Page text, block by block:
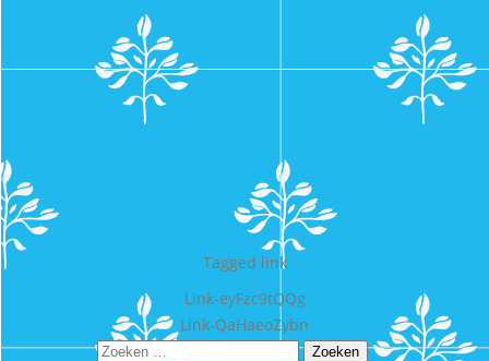
Tagged link
Bericht
navigatie
Link-eyFzc9tQQg
Link-QaHaeoZybn
Zoeken